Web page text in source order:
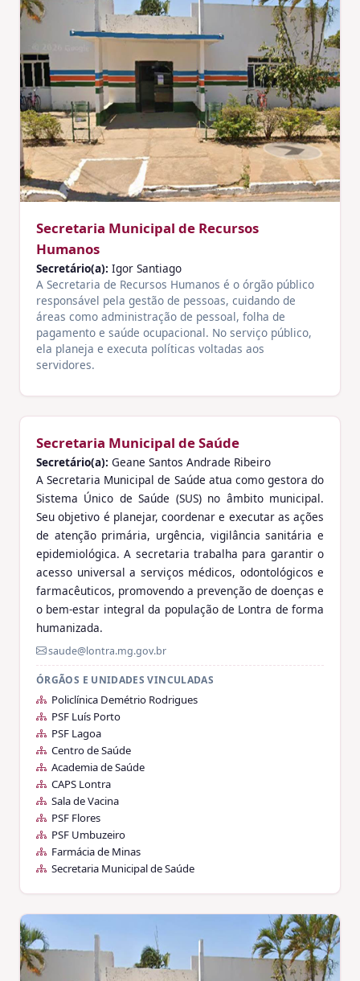
Secretaria Municipal de Recursos
Humanos
Secretário(a): Igor Santiago
A Secretaria de Recursos Humanos é o órgão público
responsável pela gestão de pessoas, cuidando de
áreas como administração de pessoal, folha de
pagamento e saúde ocupacional. No serviço público,
ela planeja e executa políticas voltadas aos
servidores.
Secretaria Municipal de Saúde
Secretário(a): Geane Santos Andrade Ribeiro
A Secretaria Municipal de Saúde atua como gestora do
Sistema Único de Saúde (SUS) no âmbito municipal.
Seu objetivo é planejar, coordenar e executar as ações
de atenção primária, urgência, vigilância sanitária e
epidemiológica. A secretaria trabalha para garantir o
acesso universal a serviços médicos, odontológicos e
farmacêuticos, promovendo a prevenção de doenças e
o bem-estar integral da população de Lontra de forma
humanizada.
saude@lontra.mg.gov.br
ÓRGÃOS E UNIDADES VINCULADAS
Policlínica Demétrio Rodrigues
PSF Luís Porto
PSF Lagoa
Centro de Saúde
Academia de Saúde
CAPS Lontra
Sala de Vacina
PSF Flores
PSF Umbuzeiro
Farmácia de Minas
Secretaria Municipal de Saúde